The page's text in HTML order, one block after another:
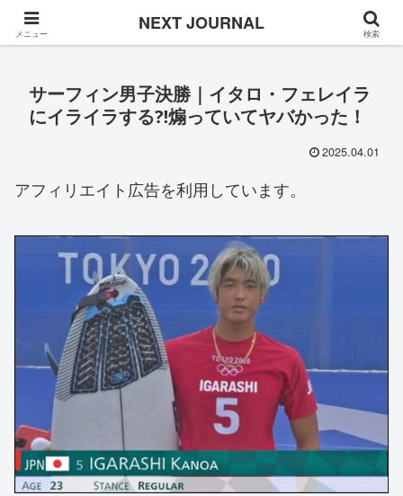
Once in a while
サーフィン男子決勝｜イタロ・フェレイラ
にイライラする⁈煽っていてヤバかった！
2025.04.01
アフィリエイト広告を利用しています。
メニュー NEXT JOURNAL 検索